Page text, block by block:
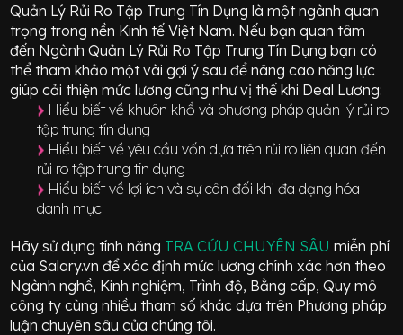
Quản Lý Rủi Ro Tập Trung Tín Dụng là một ngành quan
trọng trong nền Kinh tế Việt Nam. Nếu bạn quan tâm
đến NgànhQuản Lý Rủi Ro Tập Trung Tín Dụng bạn có
thể tham khảo một vài gợi ý sau để nâng cao năng lực
giúp cải thiện mức lương cũng như vị thế khi Deal Lương:
Hiểu biết về khuôn khổ và phương pháp quản lý rủi ro
tập trung tín dụng
Hiểu biết về yêu cầu vốn dựa trên rủi ro liên quan đến
rủi ro tập trung tín dụng
Hiểu biết về lợi ích và sự cân đối khi đa dạng hóa
danh mục
Hãy sử dụng tính năng TRA CỨU CHUYÊN SÂUmiễn phí
của Salary.vn để xác định mức lương chính xác hơn theo
Ngành nghề, Kinh nghiệm, Trình độ, Bằng cấp, Quy mô
công ty cùng nhiều tham số khác dựa trên Phương pháp
luận chuyên sâu của chúng tôi.